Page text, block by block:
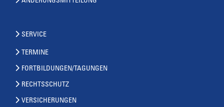
SERVICE
TERMINE
FORTBILDUNGEN/TAGUNGEN
RECHTSSCHUTZ
VERSICHERUNGEN